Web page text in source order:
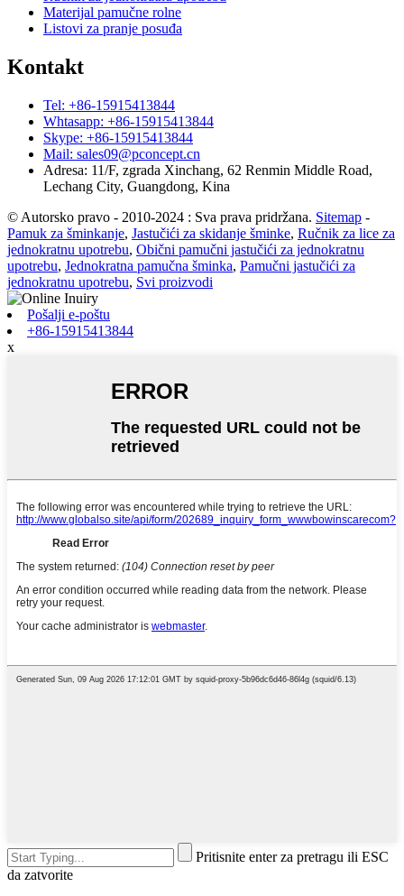
Materijal pamučne rolne
Listovi za pranje posuđa
Kontakt
Tel: +86-15915413844
Whtasapp: +86-15915413844
Skype: +86-15915413844
Mail: sales09@pconcept.cn
Adresa: 11/F, zgrada Xinchang, 62 Renmin Middle Road,
Lechang City, Guangdong, Kina
© Autorsko pravo - 2010-2024 : Sva prava pridržana. Sitemap -
Pamuk za šminkanje, Jastučići za skidanje šminke, Ručnik za lice za
jednokratnu upotrebu, Obični pamučni jastučići za jednokratnu
upotrebu, Jednokratna pamučna šminka, Pamučni jastučići za
jednokratnu upotrebu, Svi proizvodi
Pošalji e-poštu
+86-15915413844
x
Pritisnite enter za pretragu ili ESC
da zatvorite